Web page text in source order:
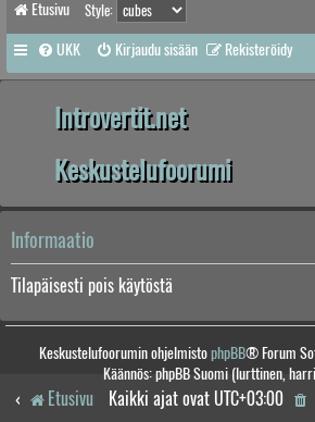
Etusivu Style:
UKK Kirjaudu sisään Rekisteröidy
Introvertit.net
Keskustelufoorumi
Informaatio
Tilapäisesti pois käytöstä
Keskustelufoorumin ohjelmistophpBB® Forum
Käännös: phpBB Suomi (lurttinen,
Etusivu Kaikki ajat ovat UTC+03:00